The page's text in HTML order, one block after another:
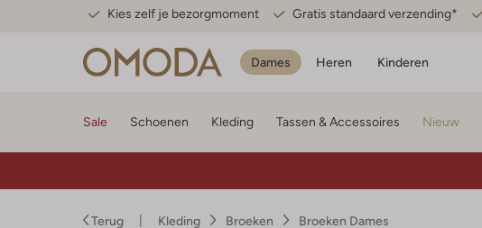
Kies zelf je bezorgmoment Gratis standaard verzending*
Dames Heren Kinderen
Sale Schoenen Kleding Tassen & Accessoires Nieuw
Terug Kleding Broeken Broeken Dames